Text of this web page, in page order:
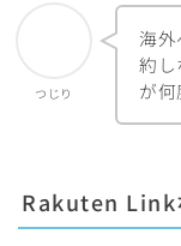
つじり
海
約
が何
Rakuten Link